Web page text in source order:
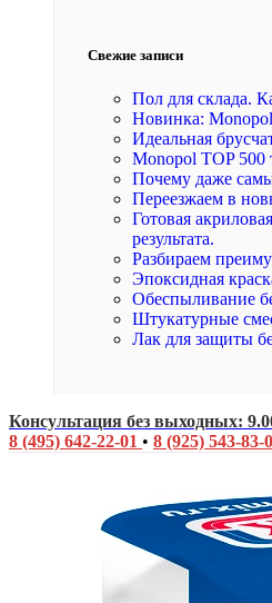
Свежие записи
Пол для склада.
Новинка:
Идеальная
Monopol TOP 500
Почему даже
Переезжаем в
Готовая
результата.
Разбираем
Эпоксидная
Обеспыливание
Штукатурные
Лак для защиты
Консультация без выходных:
8 (495) 642-22-01 • 8 (925) 543-83-